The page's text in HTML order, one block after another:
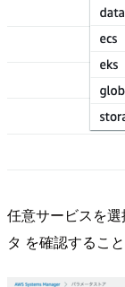
任意サービスを
タ を確認するこ